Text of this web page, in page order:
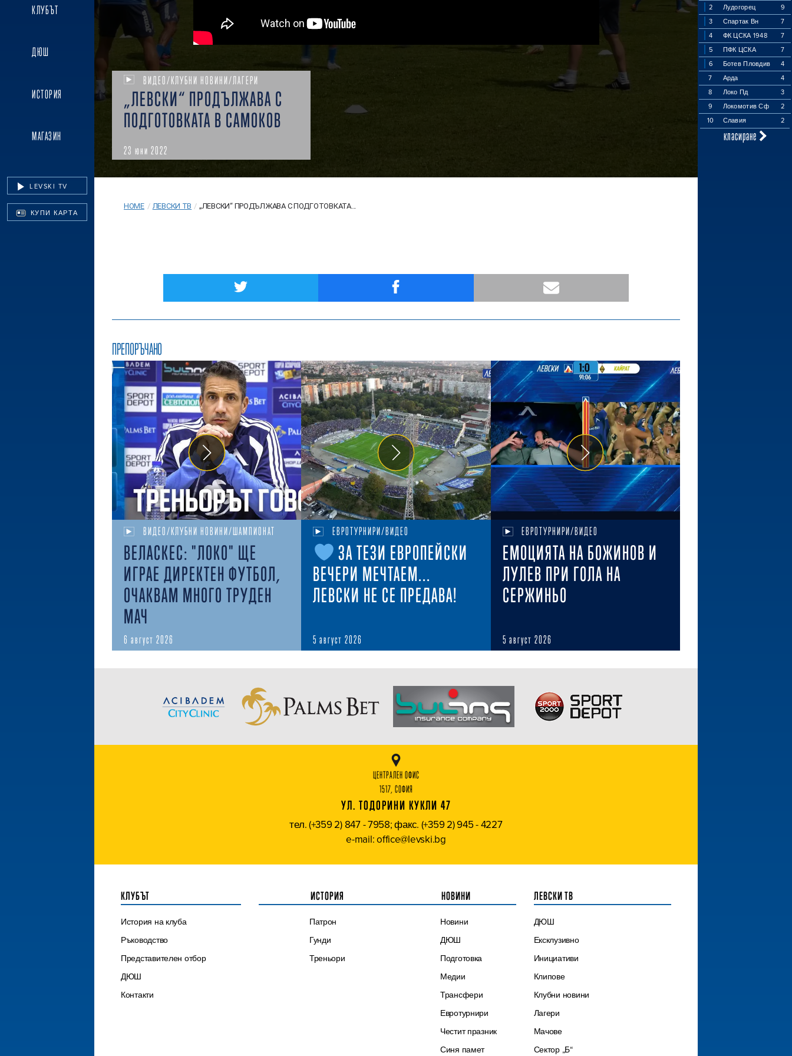
КЛУБЪТ
ДЮШ
ИСТОРИЯ
МАГАЗИН
LEVSKI TV
КУПИ КАРТА
2 Лудогорец
9
3
Спартак Вн
7
4
ФК ЦСКА 1948
7
5
ПФК ЦСКА
7
6
Ботев Пловдив
4
7
Арда
4
8
Локо Пд
3
9
Локомотив Сф
2
10
Славия 2
класиране
ВИДЕО/КЛУБНИ НОВИНИ/ЛАГЕРИ
„ЛЕВСКИ“ ПРОДЪЛЖАВА С
ПОДГОТОВКАТА В САМОКОВ
23 юни 2022
HOME / ЛЕВСКИ ТВ / „ЛЕВСКИ“ ПРОДЪЛЖАВА С ПОДГОТОВКАТА...
ПРЕПОРЪЧАНО
ВИДЕО/КЛУБНИ НОВИНИ/ШАМПИОНАТ
ВЕЛАСКЕС: "ЛОКО" ЩЕ
ИГРАЕ ДИРЕКТЕН ФУТБОЛ,
ОЧАКВАМ МНОГО ТРУДЕН
МАЧ
6 август 2026
ЕВРОТУРНИРИ/ВИДЕО
ЗА ТЕЗИ ЕВРОПЕЙСКИ
ВЕЧЕРИ МЕЧТАЕМ...
ЛЕВСКИ НЕ СЕ ПРЕДАВА!
5 август 2026
ЕВРОТУРНИРИ/ВИДЕО
ЕМОЦИЯТА НА БОЖИНОВ И
ЛУЛЕВ ПРИ ГОЛА НА
СЕРЖИНЬО
5 август 2026
ЦЕНТРАЛЕН ОФИС
1517, СОФИЯ
УЛ. ТОДОРИНИ КУКЛИ 47
тел. (+359 2) 847 - 7958; факс. (+359 2) 945 - 4227
e-mail: office@levski.bg
КЛУБЪТ
История на клуба
Ръководство
Представителен отбор
ДЮШ
Контакти
ИСТОРИЯ
Патрон
Гунди
Треньори
НОВИНИ
Новини
ДЮШ
Подготовка
Медии
Трансфери
Евротурнири
Честит празник
Синя памет
ЛЕВСКИ ТВ
ДЮШ
Ексклузивно
Инициативи
Клипове
Клубни новини
Лагери
Мачове
Сектор „Б“